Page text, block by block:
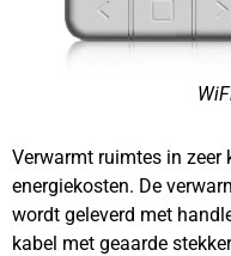
Verwarmt ruimtes in
energiekosten. De
wordt geleverd met
kabel met geaarde